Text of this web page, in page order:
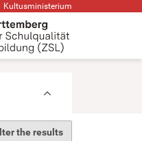
Kultusministerium
the results